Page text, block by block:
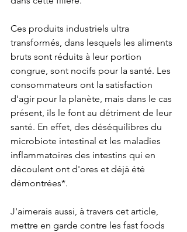
Ces produits industriels ultra
transformés, dans lesquels les aliments
bruts sont réduits à leur portion
congrue, sont nocifs pour la santé. Les
consommateurs ont la satisfaction
d'agir pour la planète, mais dans le cas
présent, ils le font au détriment de leur
santé. En effet, des déséquilibres du
microbiote intestinal et les maladies
inflammatoires des intestins qui en
découlent ont d'ores et déjà été
démontrées*.
J'aimerais aussi, à travers cet article,
mettre en garde contre les fast foods